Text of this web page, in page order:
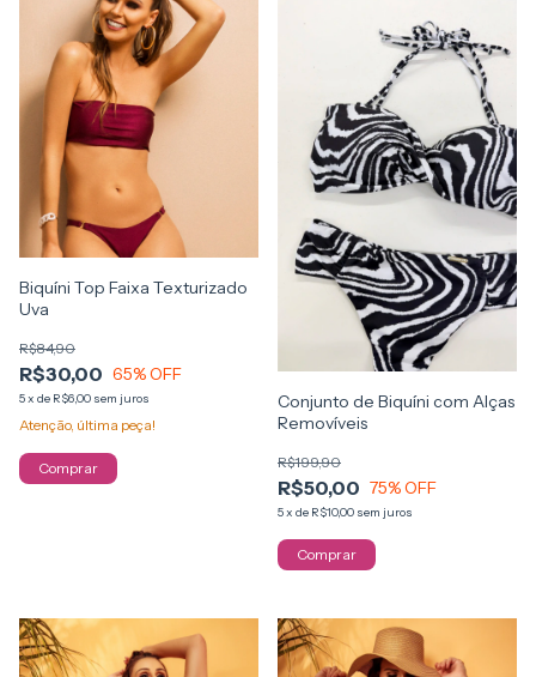
Biquíni Top Faixa Texturizado
Uva
R$30,00
R$84,90
65% OFF
5x de R$6,00 sem juros
Atenção, última peça!
Comprar
Conjunto de Biquíni com Alças
Removíveis
R$50,00
R$199,90
75% OFF
5x de R$10,00 sem juros
Comprar